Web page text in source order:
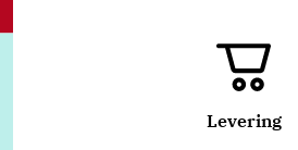
Levering